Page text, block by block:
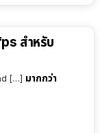
สำหรับ
[…] มากกว่า